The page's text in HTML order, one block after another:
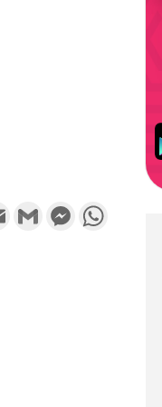
Email Gmail Messenger